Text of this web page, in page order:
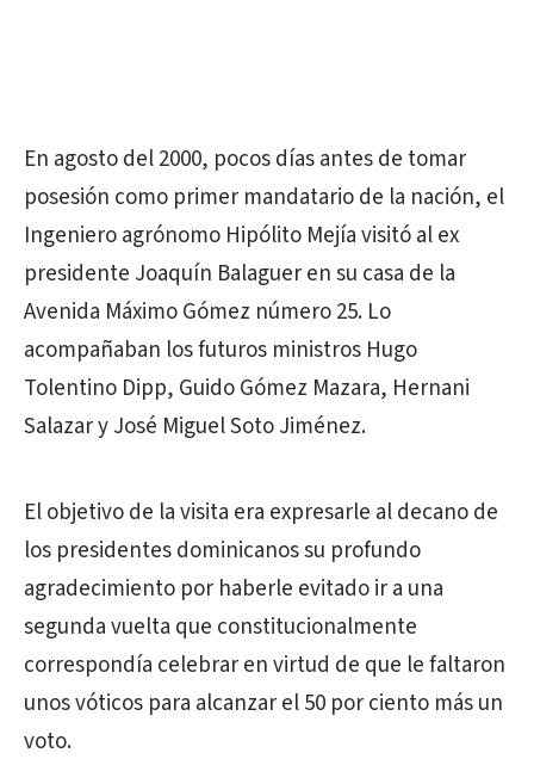
En agosto del 2000, pocos días antes de tomar
posesión como primer mandatario de la nación, el
Ingeniero agrónomo Hipólito Mejía visitó al ex
presidente Joaquín Balaguer en su casa de la
Avenida Máximo Gómez número 25. Lo
acompañaban los futuros ministros Hugo
Tolentino Dipp, Guido Gómez Mazara, Hernani
Salazar y José Miguel Soto Jiménez.
El objetivo de la visita era expresarle al decano de
los presidentes dominicanos su profundo
agradecimiento por haberle evitado ir a una
segunda vuelta que constitucionalmente
correspondía celebrar en virtud de que le faltaron
unos vóticos para alcanzar el 50 por ciento más un
voto.